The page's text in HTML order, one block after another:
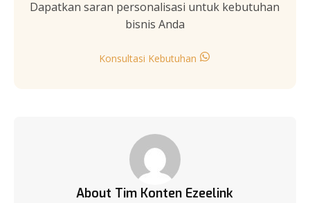
Dapatkan saran personalisasi untuk kebutuhan
bisnis Anda
Konsultasi Kebutuhan
About Tim Konten Ezeelink